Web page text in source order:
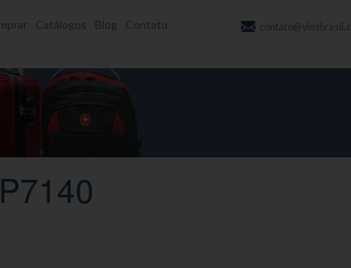
Catálogos Blog Contato